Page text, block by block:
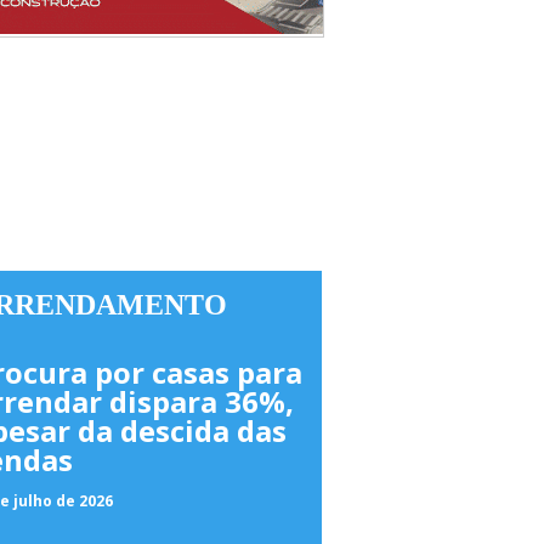
por casas para
dispara 36%,
da descida das
julho de 2026